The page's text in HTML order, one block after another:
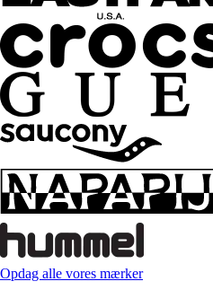
Opdag alle vores mærker